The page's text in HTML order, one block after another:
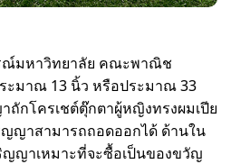
ณ์มหาวิทยาลัย คณะพาณิช
ะมาณ 13 นิ้ว หรือประมาณ 33
ถักโครเชต์ตุ๊กตาผู้หญิงทรงผมเปีย
ญาสามารถถอดออกได้ ด้านใน
ญาเหมาะที่จะซื้อเป็นของขวัญ